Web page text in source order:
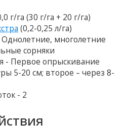
г/га (30 г/га + 20 г/га)
(0,2-0,25 л/га)
многолетние
сорняки
- Первое опрыскивание
5-20 см; второе – через 8-
- 2